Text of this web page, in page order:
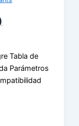
Tabla de
Parámetros